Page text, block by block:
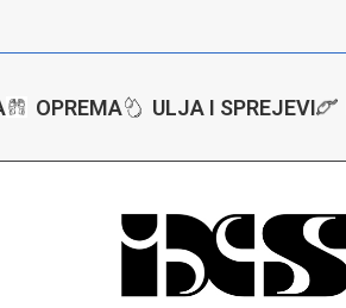
OPREMA ULJA I SPREJEVI